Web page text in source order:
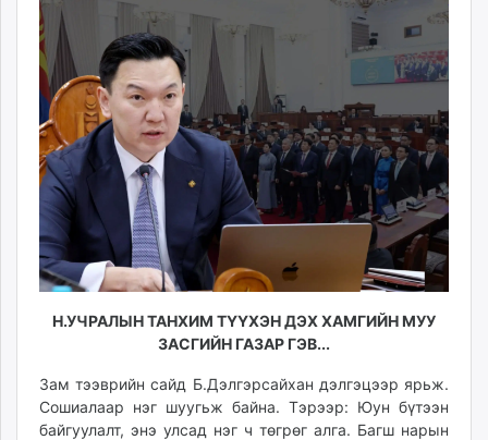
ikon.mn
mnb.mn
Livetv.mn
Eguur.mn
24tsag.mn
shuud.mn
eagle.mn
ergelt.mn
zarig.mn
today.mn
zuv.mn
mminfo.mn
unen.mn
asu.mn
Н.УЧРАЛЫН ТАНХИМ ТҮҮХЭН ДЭХ ХАМГИЙН МУУ
ЗАСГИЙН ГАЗАР ГЭВ...
Зам тээврийн сайд Б.Дэлгэрсайхан дэлгэцээр ярьж.
Сошиалаар нэг шуугьж байна. Тэрээр: Юун бүтээн
байгуулалт, энэ улсад нэг ч төгрөг алга. Багш нарын